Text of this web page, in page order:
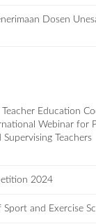
Dosen
Teacher Education
Webinar for
Teachers
2024
Sport and Exercise